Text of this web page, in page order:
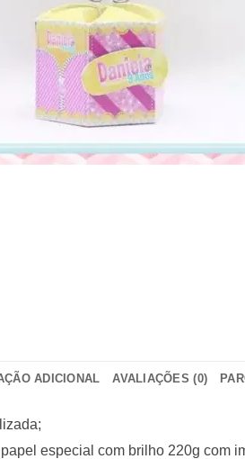
ADICIONAL AVALIAÇÕES (0)
especial com brilho 220g com